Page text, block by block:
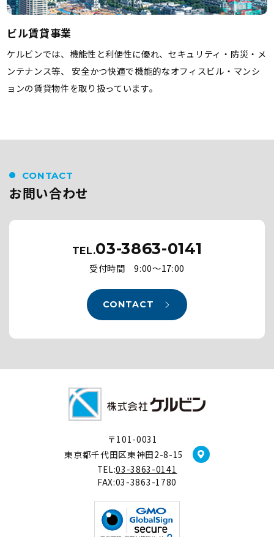
ビル賃貸事業
ケルビンでは、機能性と利便性に優れ、セキュリティ・防災・メ
ンテナンス等、 安全かつ快適で機能的なオフィスビル・マンシ
ョンの賃貸物件を取り扱っています。
CONTACT
お問い合わせ
TEL.03-3863-0141
受付時間 9:00～17:00
CONTACT
〒101-0031
東京都千代田区東神田2-8-15
TEL:03-3863-0141
FAX:03-3863-1780